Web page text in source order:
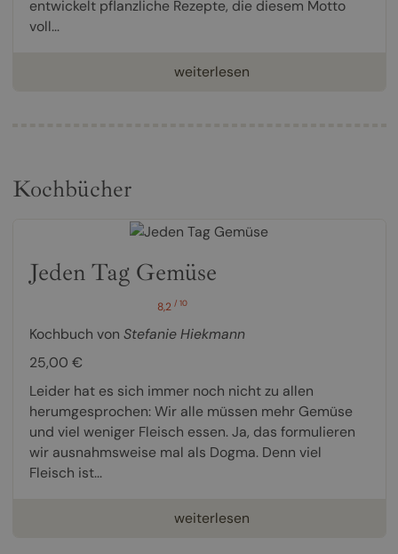
entwickelt pflanzliche Rezepte, die diesem Motto
voll...
weiterlesen
Kochbücher
Jeden Tag Gemüse
8,2/ 10
Kochbuch von Stefanie Hiekmann
25,00 €
Leider hat es sich immer noch nicht zu allen
herumgesprochen: Wir alle müssen mehr Gemüse
und viel weniger Fleisch essen. Ja, das formulieren
wir ausnahmsweise mal als Dogma. Denn viel
Fleisch ist...
weiterlesen